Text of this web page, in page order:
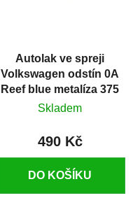
Autolak ve spreji
Volkswagen odstín 0A
Reef blue metalíza 375
ml
Skladem
490 Kč
DO KOŠÍKU